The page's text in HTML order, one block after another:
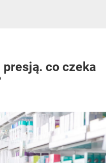
co czeka